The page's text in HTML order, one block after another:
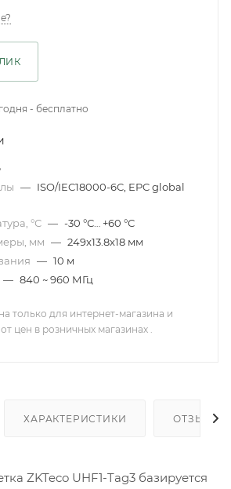
- бесплатно
— ISO/IEC18000-6C, EPC global
°С — -30 °С… +60 °С
мм — 249x13.8x18 мм
— 10 м
— 840 ~ 960 МГц
только для интернет-магазина и
цен в розничных магазинах .
ХАРАКТЕРИСТИКИ ОТЗЫВЫ
ZKTeco UHF1-Tag3 базируется